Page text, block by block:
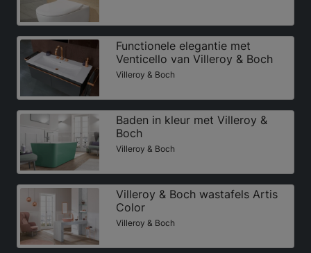
Functionele elegantie met
Venticello van Villeroy & Boch
Villeroy & Boch
Baden in kleur met Villeroy &
Boch
Villeroy & Boch
Villeroy & Boch wastafels Artis
Color
Villeroy & Boch